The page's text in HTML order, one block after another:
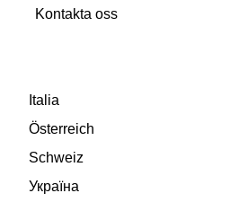
Kontakta oss
Italia
Österreich
Schweiz
Україна